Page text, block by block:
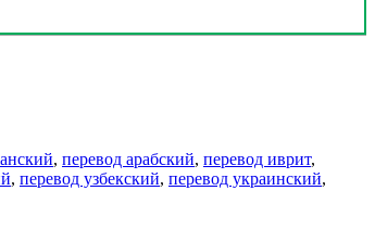
, перевод арабский, перевод иврит,
, перевод узбекский, перевод украинский,